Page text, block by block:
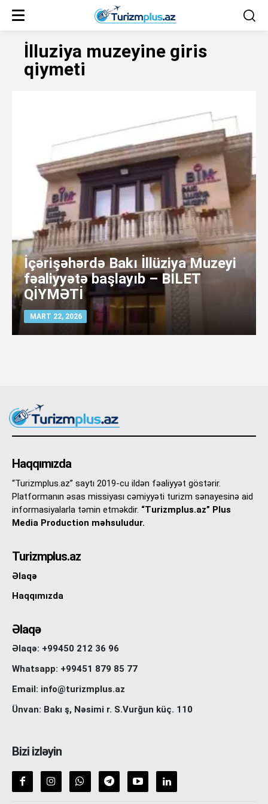
İlluziya muzeyine giris
qiymeti
İçərişəhərdə Bakı İllüziya Muzeyi
fəaliyyətə başlayıb – BİLET
QİYMƏTİ
MART 22, 2026
Haqqımızda
“Turizmplus.az” saytı 2019-cu ildən fəaliyyət göstərir.
Platformanın əsas missiyası cəmiyyəti turizm sənayesinə aid
informasiyalarla təmin etməkdir. “Turizmplus.az” Plus
Media Production məhsuludur.
Turizmplus.az
Əlaqə
Haqqımızda
Əlaqə
Əlaqə: +99450 212 36 96
Whatsapp: +99451 879 85 77
Email: info@turizmplus.az
Ünvan: Bakı ş, Nəsimi r. S.Vurğun küç. 110
Bizi izləyin